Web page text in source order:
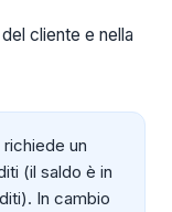
cliente e nella
richiede un
(il saldo è in
In cambio